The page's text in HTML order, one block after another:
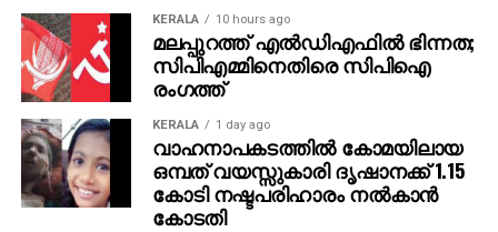
KERALA 10 hours ago
മലപ്പുറത്ത് എല്‍ഡിഎഫില്‍ ഭിന്നത;
സിപിഎമ്മിനെതിരെ സിപിഐ
രംഗത്ത്
KERALA 1 day ago
വാഹനാപകടത്തില്‍ കോമയിലായ
ഒമ്പത് വയസ്സുകാരി ദൃഷാനക്ക് 1.15
കോടി നഷ്ടപരിഹാരം നല്‍കാന്‍
കോടതി